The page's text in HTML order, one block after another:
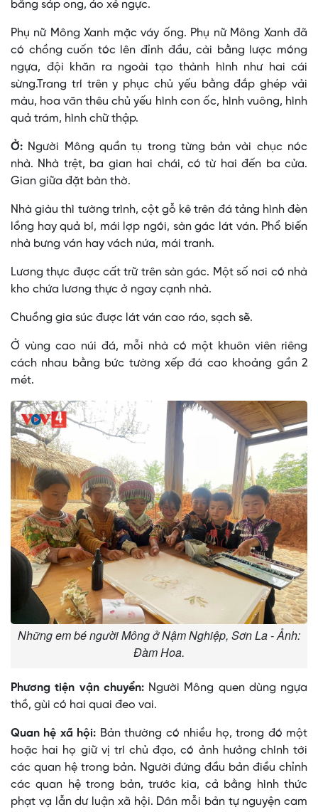
bằng sáp ong, áo xẻ ngực.
Phụ nữ Mông Xanh mặc váy ống. Phụ nữ Mông Xanh đã
có chồng cuốn tóc lên đỉnh đầu, cài bằng lược móng
ngựa, đội khăn ra ngoài tạo thành hình như hai cái
sừng.Trang trí trên y phục chủ yếu bằng đắp ghép vải
màu, hoa văn thêu chủ yếu hình con ốc, hình vuông, hình
quả trám, hình chữ thập.
Ở: Người Mông quần tụ trong từng bản vài chục nóc
nhà. Nhà trệt, ba gian hai chái, có từ hai đến ba cửa.
Gian giữa đặt bàn thờ.
Nhà giàu thì tường trình, cột gỗ kê trên đá tảng hình đèn
lồng hay quả bí, mái lợp ngói, sàn gác lát ván. Phổ biến
nhà bưng ván hay vách nứa, mái tranh.
Lương thực được cất trữ trên sàn gác. Một số nơi có nhà
kho chứa lương thực ở ngay cạnh nhà.
Chuồng gia súc được lát ván cao ráo, sạch sẽ.
Ở vùng cao núi đá, mỗi nhà có một khuôn viên riêng
cách nhau bằng bức tường xếp đá cao khoảng gần 2
mét.
Những em bé người Mông ở Nậm Nghiệp, Sơn La - Ảnh:
Đàm Hoa.
Phương tiện vận chuyển: Người Mông quen dùng ngựa
thồ, gùi có hai quai đeo vai.
Quan hệ xã hội: Bản thường có nhiều họ, trong đó một
hoặc hai họ giữ vị trí chủ đạo, có ảnh hưởng chính tới
các quan hệ trong bản. Người đứng đầu bản điều chỉnh
các quan hệ trong bản, trước kia, cả bằng hình thức
phạt vạ lẫn dư luận xã hội. Dân mỗi bản tự nguyện cam